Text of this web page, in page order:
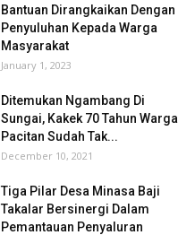
Bantuan Dirangkaikan Dengan
Penyuluhan Kepada Warga
Masyarakat
January 1, 2023
Ditemukan Ngambang Di
Sungai, Kakek 70 Tahun Warga
Pacitan Sudah Tak...
December 10, 2021
Tiga Pilar Desa Minasa Baji
Takalar Bersinergi Dalam
Pemantauan Penyaluran